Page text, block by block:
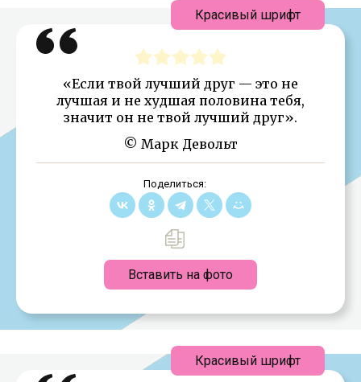
«Если твой лучший друг — это не
лучшая и не худшая половина тебя,
значит он не твой лучший друг».
© Марк Девольт
Поделиться:
Вставить на фото
Красивый шрифт
Красивый шрифт